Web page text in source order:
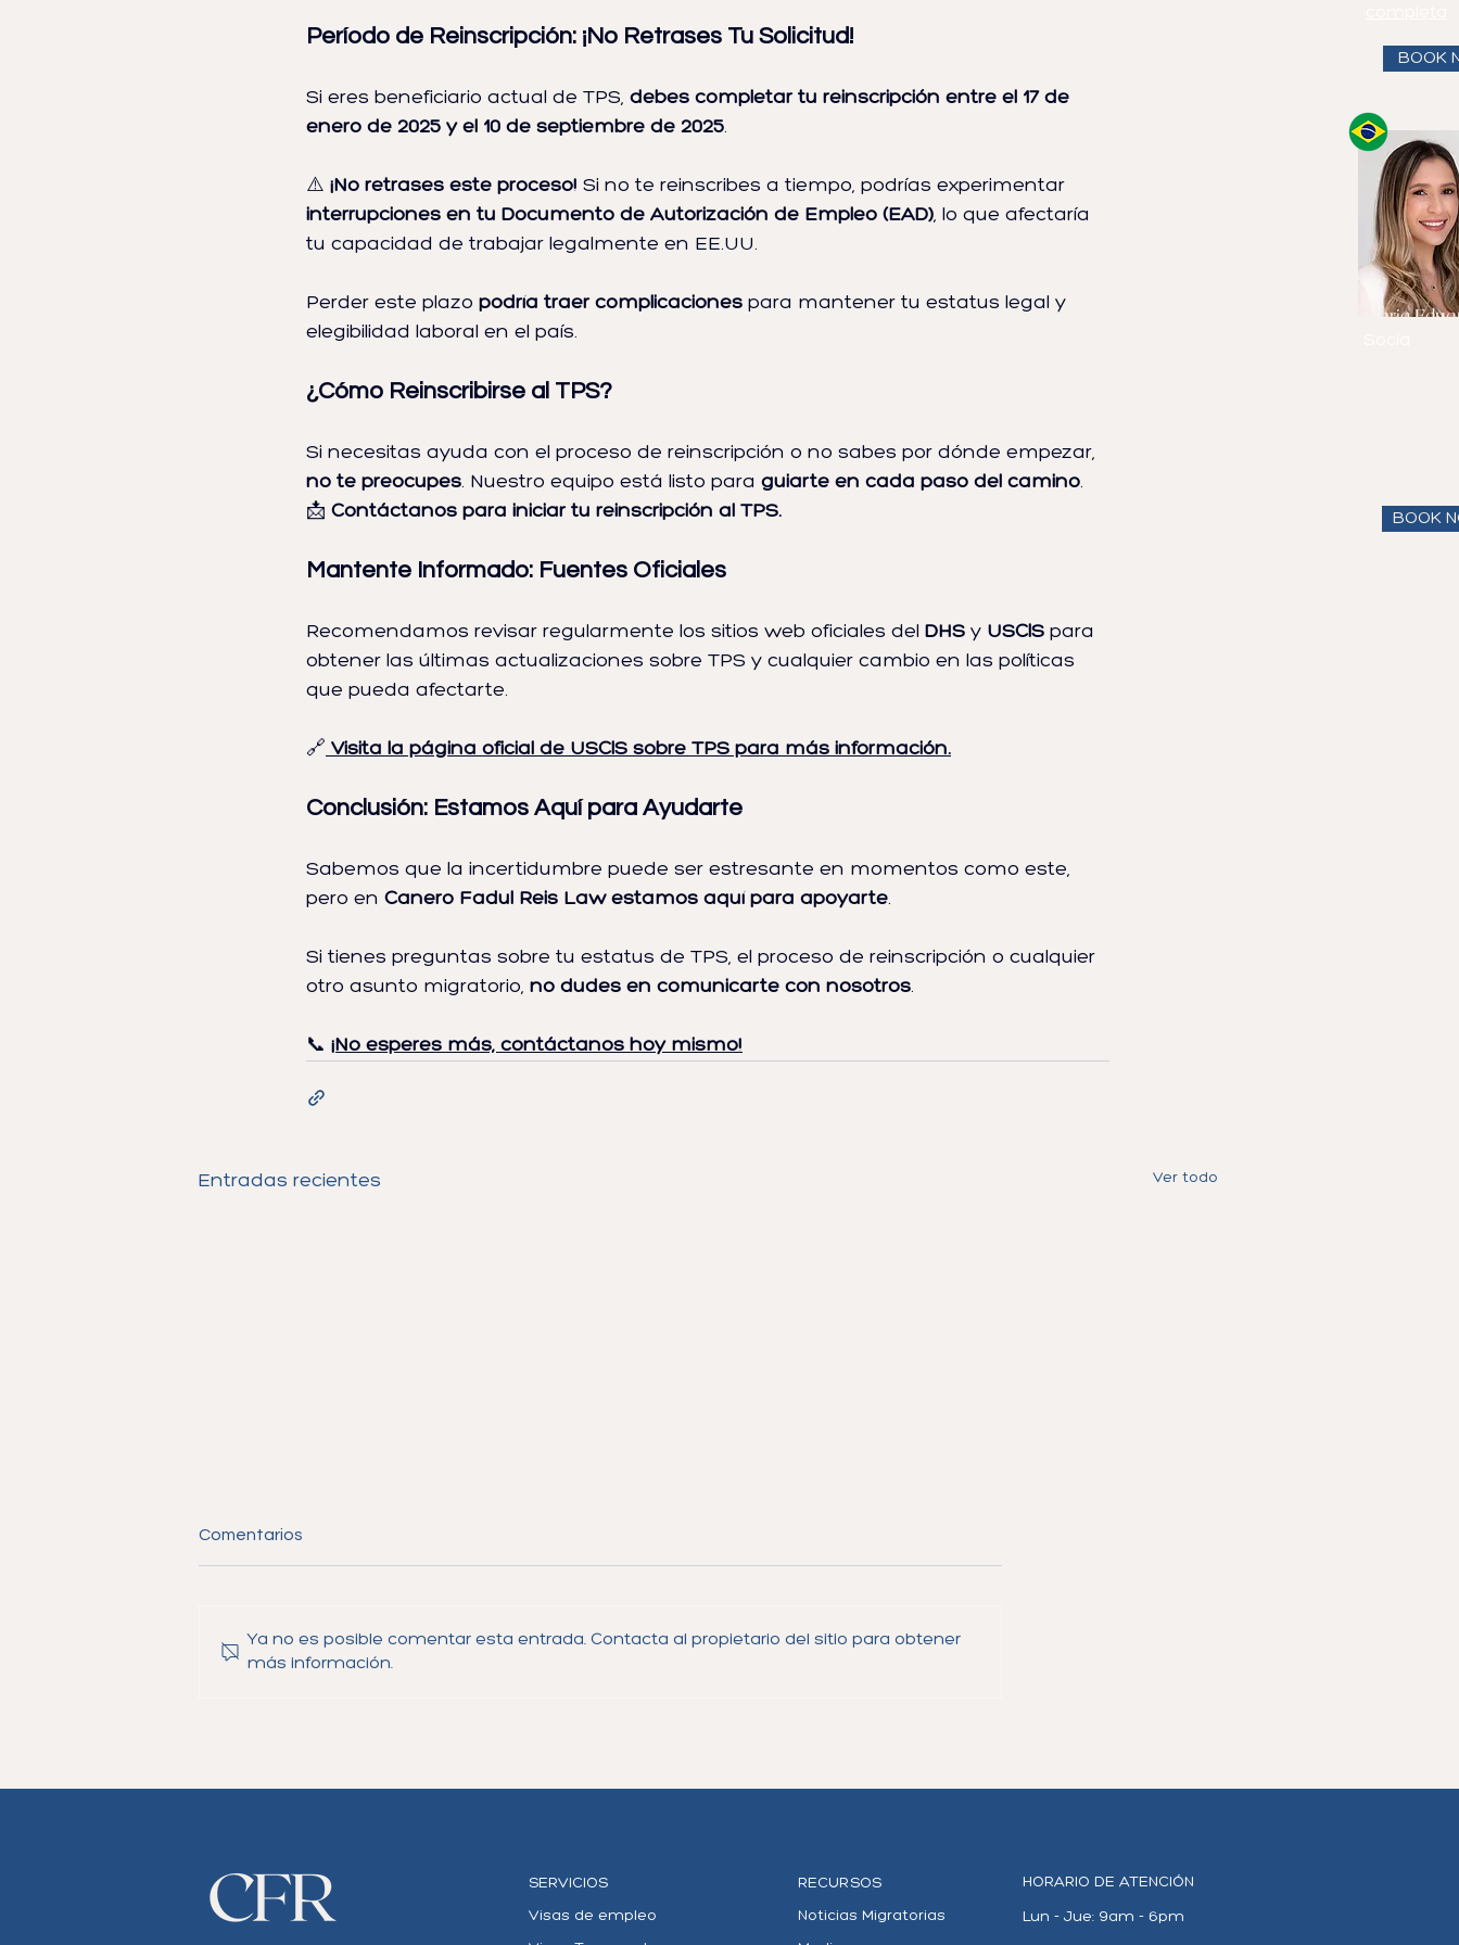
Período de Reinscripción: ¡No Retrases Tu Solicitud!
Si eres beneficiario actual de TPS, debes completar tu reinscripción entre el 17 de
enero de 2025 y el 10 de septiembre de 2025.
⚠️ ¡No retrases este proceso! Si no te reinscribes a tiempo, podrías experimentar
interrupciones en tu Documento de Autorización de Empleo (EAD), lo que afectaría
tu capacidad de trabajar legalmente en EE.UU.
Perder este plazo podría traer complicaciones para mantener tu estatus legal y
elegibilidad laboral en el país.
¿Cómo Reinscribirse al TPS?
Si necesitas ayuda con el proceso de reinscripción o no sabes por dónde empezar,
no te preocupes. Nuestro equipo está listo para guiarte en cada paso del camino.
📩 Contáctanos para iniciar tu reinscripción al TPS.
Mantente Informado: Fuentes Oficiales
Recomendamos revisar regularmente los sitios web oficiales del DHS y USCIS para
obtener las últimas actualizaciones sobre TPS y cualquier cambio en las políticas
que pueda afectarte.
🔗 Visita la página oficial de USCIS sobre TPS para más información.
Conclusión: Estamos Aquí para Ayudarte
Sabemos que la incertidumbre puede ser estresante en momentos como este,
pero en Canero Fadul Reis Law estamos aquí para apoyarte.
Si tienes preguntas sobre tu estatus de TPS, el proceso de reinscripción o cualquier
otro asunto migratorio, no dudes en comunicarte con nosotros.
📞 ¡No esperes más, contáctanos hoy mismo!
Entradas recientes Ver todo
Comentarios
Ya no es posible comentar esta entrada. Contacta al propietario del sitio para obtener
más información.
BOOK
Maria
BOOK
SERVICIOS
Visas de empleo
RECURSOS
Noticias Migratorias
HORARIO DE ATENCIÓN
Lun - Jue: 9am - 6pm